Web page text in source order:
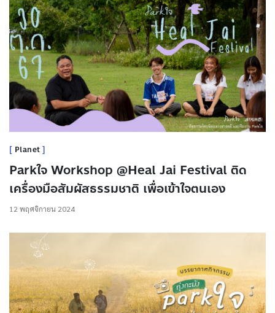
Planet
Parkใจ Workshop @Heal Jai Festival ติด
เครื่องมือสัมผัสธรรมชาติ เพื่อเข้าใจตนเอง
12 พฤศจิกายน 2024